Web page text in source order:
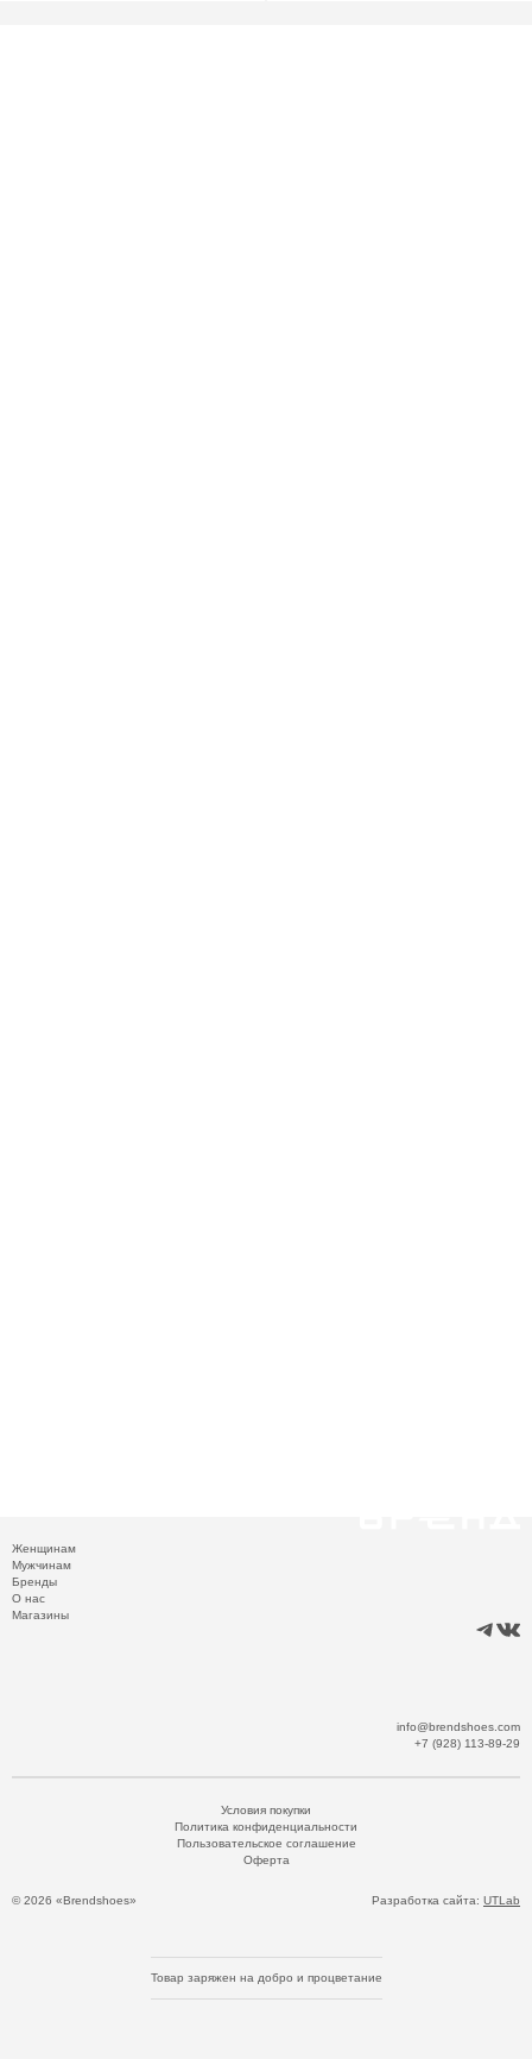
Женщинам
Мужчинам
Бренды
О нас
Магазины
info@brendshoes.com
+7 (928) 113-89-29
© 2026 «Brendshoes»
Условия покупки
Политика конфиденциальности
Пользовательское соглашение
Оферта
Разработка сайта: UTLab
Товар заряжен на добро и процветание